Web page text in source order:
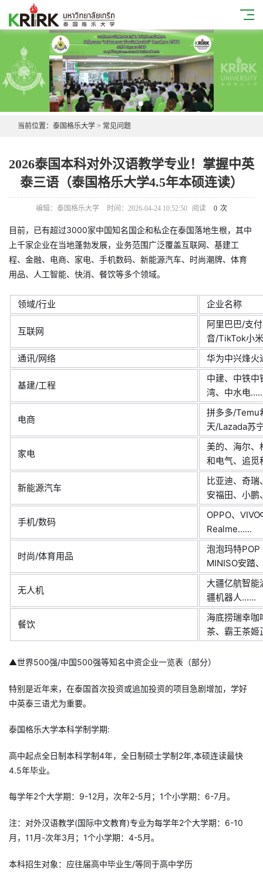
当前位置： 泰国格乐大学 > 常见问题
2026泰国本科对外汉语教学专业！掌握中英
泰三语（泰国格乐大学4.5年本硕连读）
编辑：泰国格乐大学 时间：2026-04-24 10:52:50 阅读 0 次
目前，已有超过3000家中国知名国企和私企在泰国落地生根，其中
上千家企业在当地蓬勃发展，业务范围广泛覆盖互联网、基建工
程、金融、电商、家电、手机数码、新能源汽车、时尚潮牌、体育
用品、人工智能、快消、餐饮等多个领域。
领域/行业 企业名称
互联网
阿里巴巴/支
音/TikTok小
通讯/网络
华为中兴烽火
基建/工程
中建、中铁中
湾、中水电
电商
拼多多/Temu
天/Lazada苏
家电
美的、海尔、
和电气、追觅
新能源汽车
比亚迪、奇瑞
安福田、小鹏
手机/数码
OPPO、VIVO
Realme......
时尚/体育用品
泡泡玛特
MINISO安踏
无人机
大疆亿航智能
疆机器人......
餐饮
海底捞瑞幸咖
茶、霸王茶姬
▲世界500强/中国500强等知名中资企业一览表（部分）
特别是近年来，在泰国首次投资或追加投资的项目急剧增加，学好
中英泰三语尤为重要。
泰国格乐大学本科学制学期:
高中起点全日制本科学制4年，全日制硕士学制2年,本硕连读最快
4.5年毕业。
每学年2个大学期：9-12月，次年2-5月；1个小学期：6-7月。
注：对外汉语教学(国际中文教育)专业为每学年2个大学期：6-10
月，11月-次年3月；1个小学期：4-5月。
本科招生对象：应往届高中毕业生/等同于高中学历